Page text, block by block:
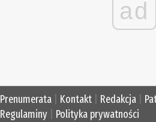
ad
Prenumerata Kontakt Redakcja
Regulaminy
Polityka prywatności